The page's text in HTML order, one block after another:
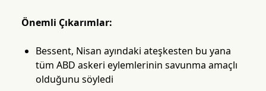
Önemli Çıkarımlar:
Bessent, Nisan ayındaki ateşkesten bu yana
tüm ABD askeri eylemlerinin savunma amaçlı
olduğunu söyledi